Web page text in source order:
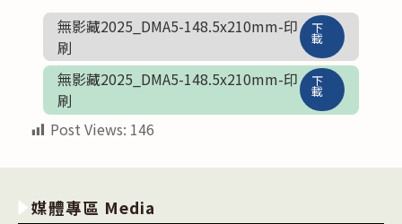
無影藏2025_DMA5-148.5x210mm-印
刷
下
載
無影藏2025_DMA5-148.5x210mm-印
刷
下
載
Post Views: 146
媒體專區 Media